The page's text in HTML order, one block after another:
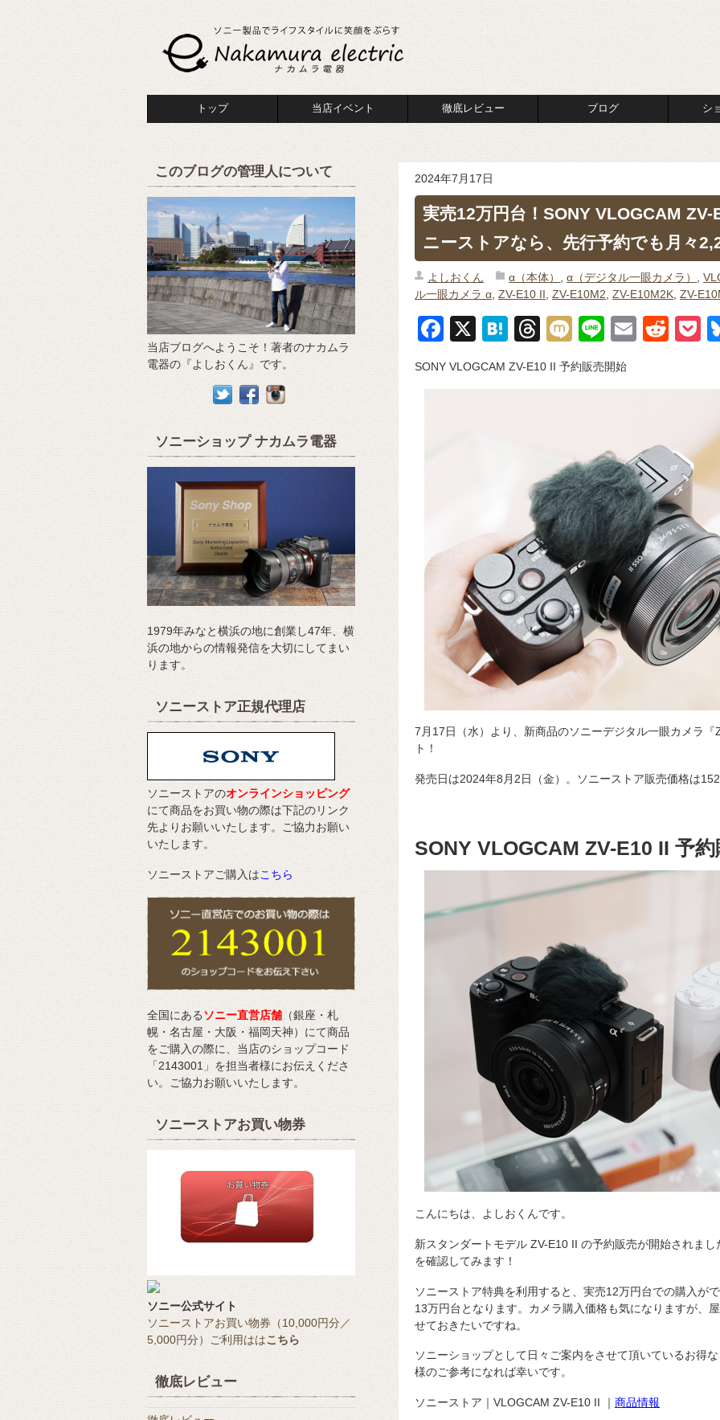
トップ 当店イベント 徹底レビュー ブログ シ
2024年7月17日
実売12万円台！SONY VLOGCAM
ニーストアなら、先行予約でも月々
よしおくん α（本体） ,α（デジタル一眼カメラ） ,
ル一眼カメラ α, ZV-E10 II ZV-E10M2 ZV-E10M2K, ZV-
F
c
X
H
e
T
hr
e
M
ixi
Li
n
e
E
R
P
SONY VLOGCAM ZV-E10 II 予約販売開始
7月17日（水）より、新商品のソニーデジタル一眼カメラ
ト！
発売日は2024年8月2日（金）。ソニーストア販売価格は
SONY VLOGCAM ZV-E10 II 予
こんにちは、よしおくんです。
新スタンダートモデル ZV-E10 II の予約販売が開始されま
を確認してみます！
ソニーストア特典を利用すると、実売12万円台での購入が
13万円台となります。カメラ購入価格も気になりますが、
せておきたいですね。
ソニーショップとして日々ご案内をさせて頂いているお得
様のご参考になれば幸いです。
ソニーストア｜VLOGCAM ZV-E10 II ｜ 商品情報
このブログの管理人について
当店ブログへようこそ！著者のナカムラ
電器の『よしおくん』です。
ソニーショップ ナカムラ電器
1979年みなと横浜の地に創業し47年、横
浜の地からの情報発信を大切にしてまい
ります。
ソニーストア正規代理店
ソニーストアのオンラインショッピング
にて商品をお買い物の際は下記のリンク
先よりお願いいたします。ご協力お願い
いたします。
ソニーストアご購入はこちら
全国にあるソニー直営店舗 （銀座・札
幌・名古屋・大阪・福岡天神）にて商品
をご購入の際に、当店のショップコード
「2143001」を担当者様にお伝えくださ
い。ご協力お願いいたします。
ソニーストアお買い物券
ソニー公式サイト
ソニーストアお買い物券（10,000円分／
5,000円分）ご利用ははこちら
徹底レビュー